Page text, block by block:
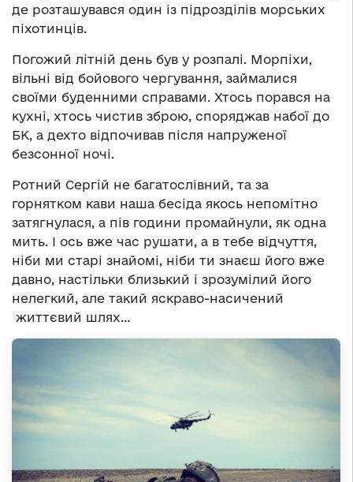
де розташувався один із підрозділів морських
піхотинців.
Погожий літній день був у розпалі. Морпіхи,
вільні від бойового чергування, займалися
своїми буденними справами. Хтось порався на
кухні, хтось чистив зброю, споряджав набої до
БК, а дехто відпочивав після напруженої
безсонної ночі.
Ротний Сергій не багатослівний, та за
горнятком кави наша бесіда якось непомітно
затягнулася, а пів години промайнули, як одна
мить. І ось вже час рушати, а в тебе відчуття,
ніби ми старі знайомі, ніби ти знаєш його вже
давно, настільки близький і зрозумілий його
нелегкий, але такий яскраво-насичений
життєвий шлях…